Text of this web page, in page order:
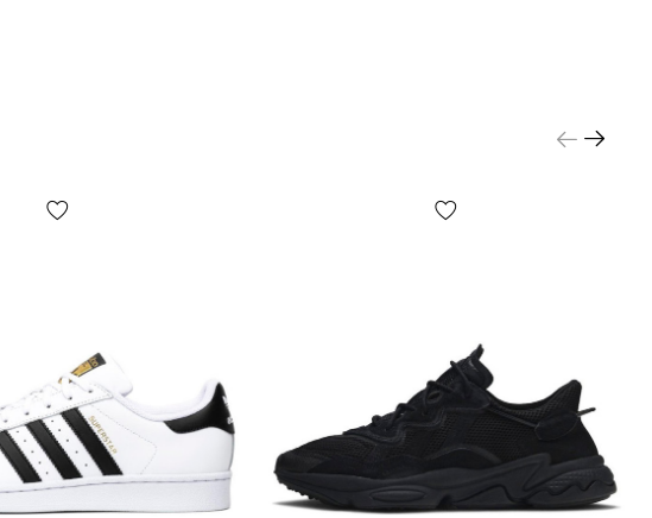
*В зависимости от настроек и качества работы Вашего гаджета
*Некоторые незначительные детали товара и его комплектации
(включая, но не ограничиваясь — расположение этикеток,
бирок, их форма, размер или содержание, мелкие принты, цвет
коробки или упаковочной бумаги и т.д.) могут отличаться от
представленных на фото, т.к. производитель может изменять